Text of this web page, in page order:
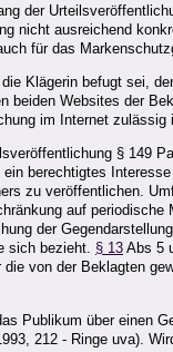
der
nicht ausreichend
für das
Klägerin befugt sei,
beiden Websites der
im Internet zulässig
§ 149
berechtigtes
zu veröffentlichen.
auf
der
sich bezieht. § 13 Abs 5
von der Beklagten
Publikum über einen
212 - Ringe uva).